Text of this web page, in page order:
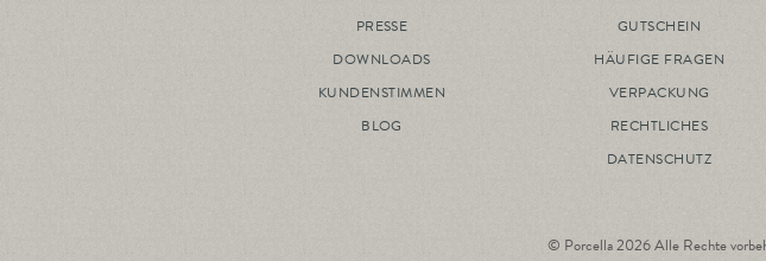
PRESSE
DOWNLOADS
KUNDENSTIMMEN
BLOG
GUTSCHEIN
HÄUFIGE FRAGEN
VERPACKUNG
RECHTLICHES
DATENSCHUTZ
© Porcella 2026 Alle Rechte